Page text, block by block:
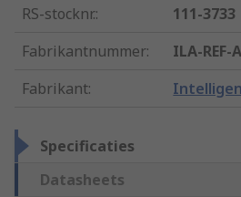
RS-stocknr.:
111-3733
Fabrikantnummer:
ILA-REF-
Fabrikant:
Specificaties
Datasheets